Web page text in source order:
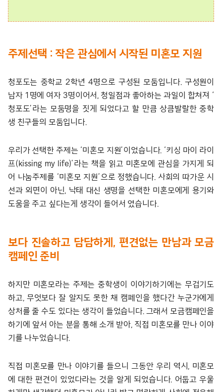
주제선택 : 작은 관심에서 시작된 미혼모 지원
청포도는 중학교 2학년 4명으로 구성된 모둠입니다. 구성원이
남자 1명에 여자 3명이어서, 청일점과 좋아하는 과일이 합쳐져 ‘
청포도’라는 모둠명을 짓게 되었다고 할 만큼 상큼발랄한 중학
생 친구들의 모둠입니다.
우리가 선택한 주제는 ‘미혼모 지원’이었습니다. ‘키싱 마이 라이
프(kissing my life)’라는 책을 읽고 미혼모에 관심을 가지게 되
어 나눔주제를 ‘미혼모 지원’으로 정했습니다. 사회의 따가운 시
선과 외면이 아닌, 낙태 대신 생명을 선택한 미혼모에게 용기와
도움을 주고 싶다는게 생각이 들어서 였습니다.
보다 진솔하고 담담하게, 편견없는 만남과 모금
캠페인 준비
하지만 미혼모라는 주제는 중학생이 이야기하기에는 무겁기도
하고, 무엇보다 잘 알지도 못한 채 캠페인을 했다간 누군가에게
상처를 줄 수도 있다는 생각이 들었습니다. 그래서 모금캠페인을
하기에 앞서 아는 분을 통해 소개 받아, 직접 미혼모를 만나 이야
기를 나누었습니다.
직접 미혼모를 만나 이야기를 들으니 그동안 우리 역시, 미혼모
에 대한 편견이 있었다라는 것을 알게 되었습니다. 어둡고 우울